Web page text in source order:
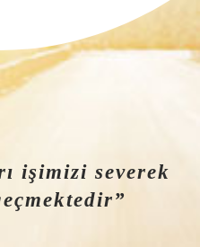
işimizi severek